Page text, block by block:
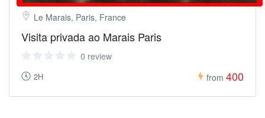
Le Marais, Paris, France
Visita privada ao Marais Paris
0 review
2H from 400